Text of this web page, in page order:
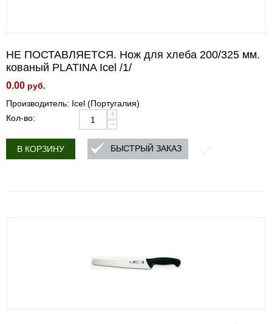
НЕ ПОСТАВЛЯЕТСЯ. Нож для хлеба 200/325 мм.
кованый PLATINA Icel /1/
0.00 руб.
Производитель: Icel (Португалия)
Кол-во:
+
−
В КОРЗИНУ БЫСТРЫЙ ЗАКАЗ